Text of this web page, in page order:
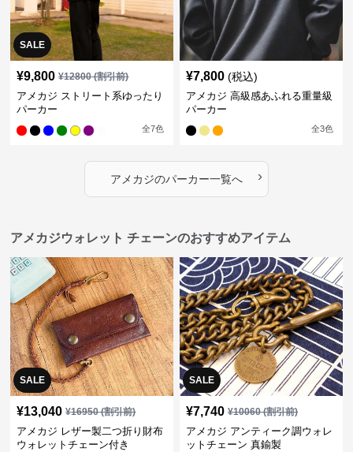
SALE
¥9,800 ¥12800(割引前)
アメカジ ストリート系ゆったり
パーカー
全7色
¥7,800 (税込)
アメカジ 高級感あふれる重量級
パーカー
全3色
アメカジのパーカー一覧へ ›
アメカジウォレット チェーンのおすすめアイテム
SALE
¥13,040 ¥16950(割引前)
アメカジ レザー製二つ折り財布
ウォレットチェーン付き
SALE
¥7,740 ¥10060(割引前)
アメカジ アンティーク調ウォレ
ットチェーン 真鍮製